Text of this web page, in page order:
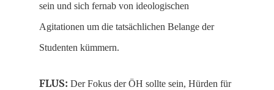
sein und sich fernab von ideologischen
Agitationen um die tatsächlichen Belange der
Studenten kümmern.
FLUS: Der Fokus der ÖH sollte sein, Hürden für